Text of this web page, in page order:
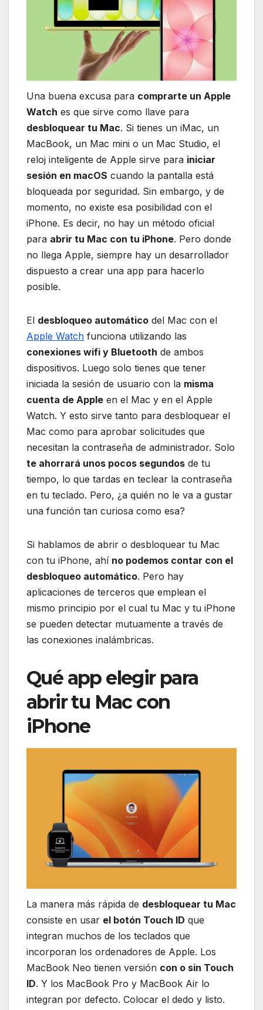
Una buena excusa para comprarte un Apple
Watch es que sirve como llave para
desbloquear tu Mac. Si tienes un iMac, un
MacBook, un Mac mini o un Mac Studio, el
reloj inteligente de Apple sirve para iniciar
sesión en macOS cuando la pantalla está
bloqueada por seguridad. Sin embargo, y de
momento, no existe esa posibilidad con el
iPhone. Es decir, no hay un método oficial
para abrir tu Mac con tu iPhone. Pero donde
no llega Apple, siempre hay un desarrollador
dispuesto a crear una app para hacerlo
posible.
El desbloqueo automático del Mac con el
Apple Watch funciona utilizando las
conexiones wifi y Bluetooth de ambos
dispositivos. Luego solo tienes que tener
iniciada la sesión de usuario con la misma
cuenta de Apple en el Mac y en el Apple
Watch. Y esto sirve tanto para desbloquear el
Mac como para aprobar solicitudes que
necesitan la contraseña de administrador. Solo
te ahorrará unos pocos segundos de tu
tiempo, lo que tardas en teclear la contraseña
en tu teclado. Pero, ¿a quién no le va a gustar
una función tan curiosa como esa?
Si hablamos de abrir o desbloquear tu Mac
con tu iPhone, ahí no podemos contar con el
desbloqueo automático. Pero hay
aplicaciones de terceros que emplean el
mismo principio por el cual tu Mac y tu iPhone
se pueden detectar mutuamente a través de
las conexiones inalámbricas.
Qué app elegir para
abrir tu Mac con
iPhone
La manera más rápida de desbloquear tu Mac
consiste en usar el botón Touch ID que
integran muchos de los teclados que
incorporan los ordenadores de Apple. Los
MacBook Neo tienen versión con o sin Touch
ID. Y los MacBook Pro y MacBook Air lo
integran por defecto. Colocar el dedo y listo.